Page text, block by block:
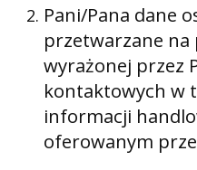
Pani/Pana dane
przetwarzane na
wyrażonej przez
kontaktowych w
informacji
oferowanym